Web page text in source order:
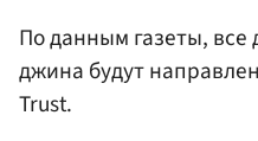
По данным газеты,
джина будут
Trust.